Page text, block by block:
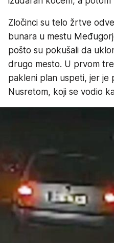
Zločinci su telo žrtve
bunara u mestu
pošto su pokušali da
drugo mesto. U prvom
pakleni plan uspeti, jer je
Nusretom, koji se vodio